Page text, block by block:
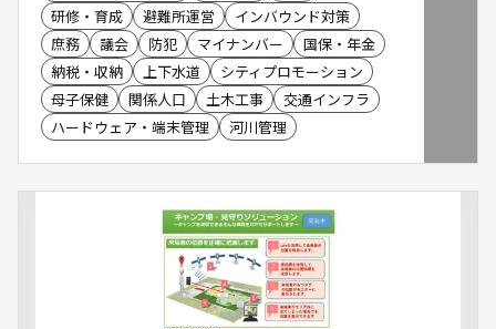
研修・育成
避難所運営
インバウンド対策
庶務
議会 防犯 マイナンバー
国保・年金
納税・収納
上下水道
シティプロモーション
母子保健
関係人口 土木工事
交通インフラ
ハードウェア・端末管理
河川管理